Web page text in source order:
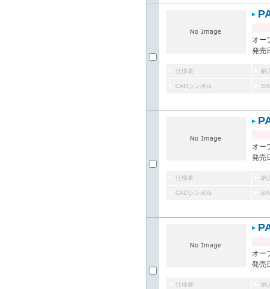
オー
発売
仕様表 納
CADシンボル
オー
発売
仕様表 納
CADシンボル
オー
発売
仕様表 納